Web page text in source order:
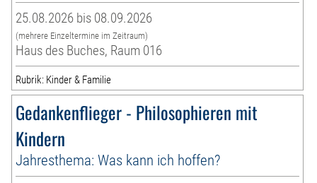
25.08.2026 bis 08.09.2026
(mehrere Einzeltermine im Zeitraum)
Haus des Buches, Raum 016
Rubrik: Kinder & Familie
Gedankenflieger - Philosophieren mit
Kindern
Jahresthema: Was kann ich hoffen?